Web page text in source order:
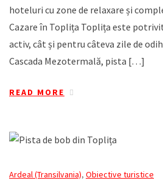
hoteluri cu zone de relaxare și
Cazare în Toplița Toplița este
activ, cât și pentru câteva zile de
Cascada Mezotermală, pista […]
READ MORE
Ardeal (Transilvania), Obiective turistice